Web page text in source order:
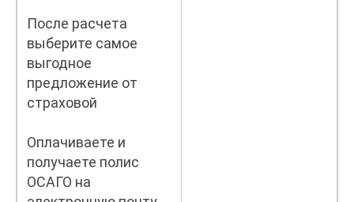
После расчета
выберите самое
выгодное
предложение от
страховой
Оплачиваете и
получаете полис
ОСАГО на